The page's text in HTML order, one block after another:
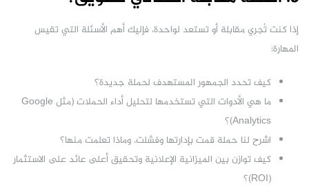
إذا كنت تُجري مقابلة أو تستعد لواحدة، فإليك أهم الأسئلة التي تقيس
المهارة:
كيف تحدد الجمهور المستهدف لحملة جديدة؟
ما هي الأدوات التي تستخدمها لتحليل أداء الحملات (مثل Google
Analytics)؟
اشرح لنا حملة قمت بإدارتها وفشلت، وماذا تعلمت منها؟
كيف توازن بين الميزانية الإعلانية وتحقيق أعلى عائد على الاستثمار
(ROI)؟